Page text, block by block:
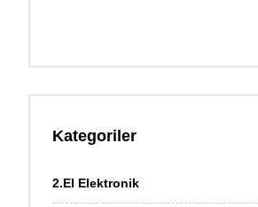
Kategoriler
2.El Elektronik